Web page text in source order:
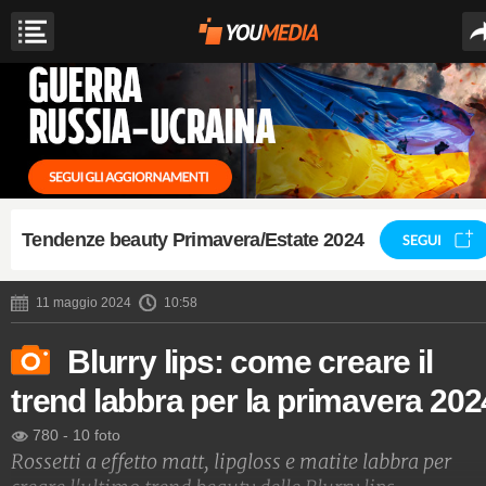
Tendenze beauty Primavera/Estate 2024 SEGUI
11 maggio 2024 10:58
Blurry lips: come creare il
trend labbra per la primavera
780 - 10 foto
Rossetti a effetto matt, lipgloss e matite labbra per